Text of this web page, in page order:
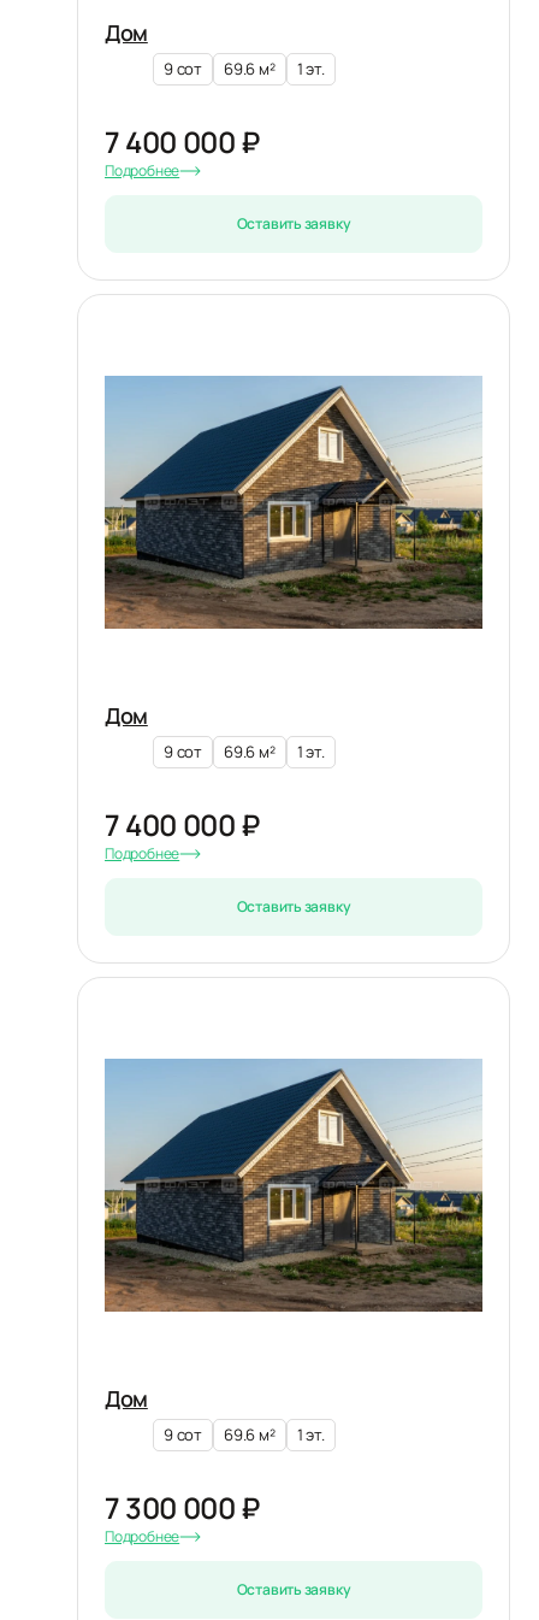
Дом
9 сот 69.6 м² 1 эт.
7 400 000 ₽
Подробнее
Оставить заявку
Дом
9 сот 69.6 м² 1 эт.
7 400 000 ₽
Подробнее
Оставить заявку
Дом
9 сот 69.6 м² 1 эт.
7 300 000 ₽
Подробнее
Оставить заявку